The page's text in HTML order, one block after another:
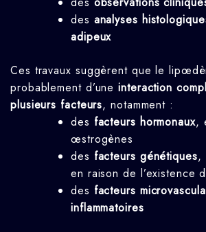
des analyses
adipeux
Ces travaux suggèrent que le
probablement d’uneinteraction
plusieurs facteurs, notamment :
des facteurs hormonaux,
œstrogènes
des facteurs génétiques,
en raison de l’existence
des facteurs
inflammatoires